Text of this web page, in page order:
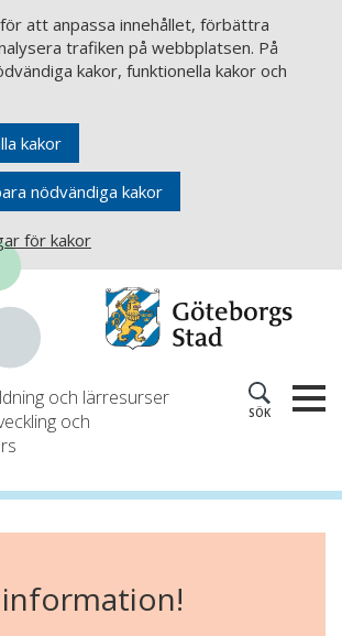
att anpassa innehållet, förbättra
trafiken på webbplatsen. På
kakor, funktionella kakor och
kakor
nödvändiga kakor
för kakor
och lärresurser
och
SÖK